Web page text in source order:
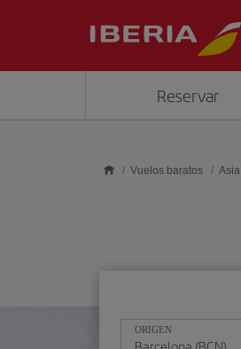
Reservar
Vuelos baratos Asia
ORIGEN